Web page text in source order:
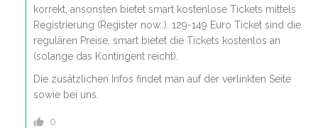
korrekt, ansonsten bietet smart kostenlose Tickets mittels
Registrierung (Register now..). 129-149 Euro Ticket sind die
regulären Preise, smart bietet die Tickets kostenlos an
(solange das Kontingent reicht).
Die zusätzlichen Infos findet man auf der verlinkten Seite
sowie bei uns.
0